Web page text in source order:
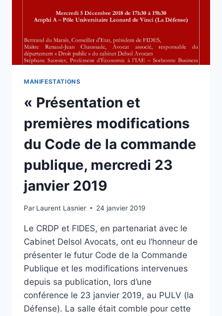
MANIFESTATIONS
« Présentation et
premières modifications
du Code de la commande
publique, mercredi 23
janvier 2019
Par Laurent Lasnier 24 janvier 2019
Le CRDP et FIDES, en partenariat avec le
Cabinet Delsol Avocats, ont eu l’honneur de
présenter le futur Code de la Commande
Publique et les modifications intervenues
depuis sa publication, lors d’une
conférence le 23 janvier 2019, au PULV (la
Défense). La salle était comble pour cette